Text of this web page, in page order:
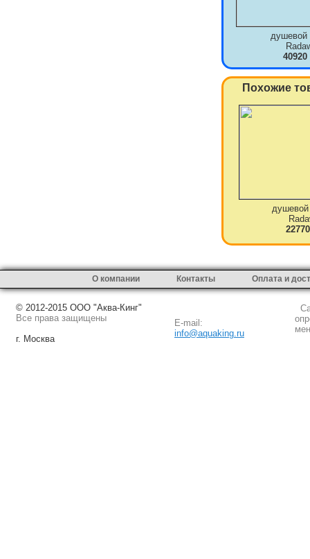
душевой
40920
Похожие
О компании Контакты Оплата и
© 2012-2015 ООО "Аква-Кинг"
Все права защищены
г. Москва
E-mail:
info@aquaking.ru